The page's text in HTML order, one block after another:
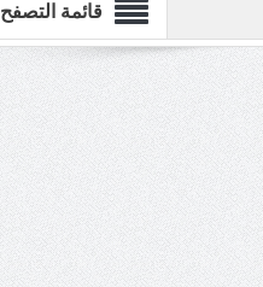
قائمة التصفح